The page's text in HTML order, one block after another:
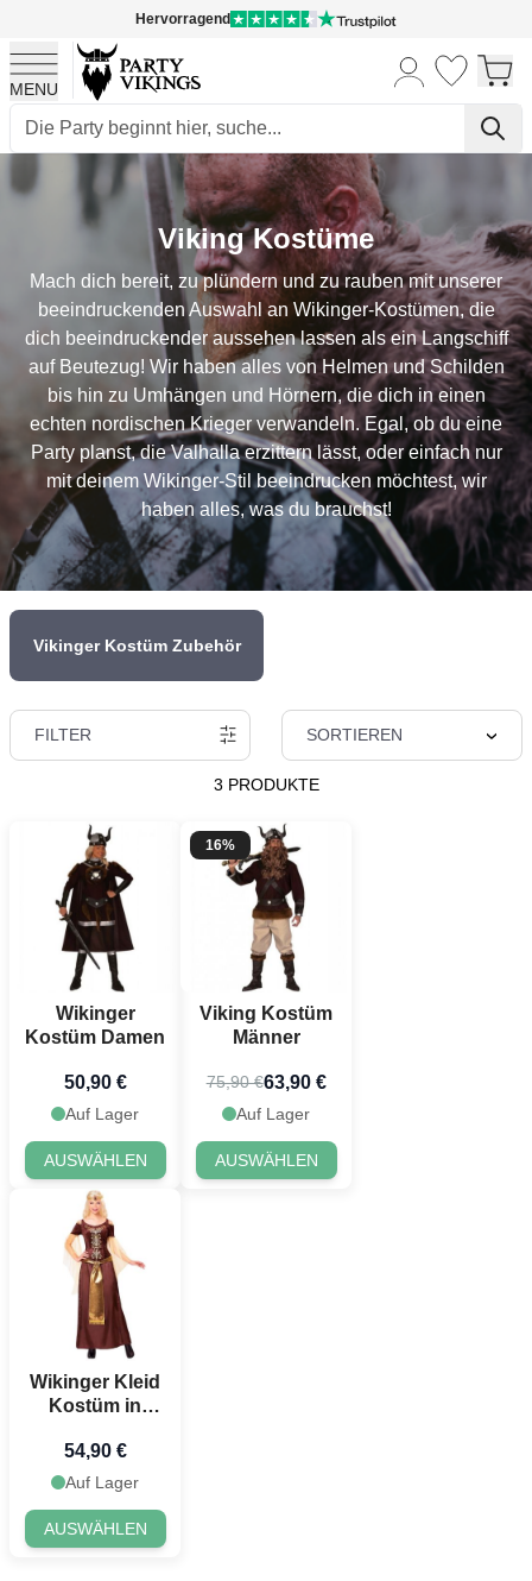
Hervorragend
MENU
Viking Kostüme
Mach dich bereit, zu plündern und zu rauben mit unserer
beeindruckenden Auswahl an Wikinger-Kostümen, die
dich beeindruckender aussehen lassen als ein Langschiff
auf Beutezug! Wir haben alles von Helmen und Schilden
bis hin zu Umhängen und Hörnern, die dich in einen
echten nordischen Krieger verwandeln. Egal, ob du eine
Party planst, die Valhalla erzittern lässt, oder einfach nur
mit deinem Wikinger-Stil beeindrucken möchtest, wir
haben alles, was du brauchst!
Vikinger Kostüm Zubehör
FILTER SORTIEREN
3 PRODUKTE
Wikinger
Kostüm Damen
50,90 €
Auf Lager
AUSWÄHLEN
16%
Viking Kostüm
Männer
75,90 €63,90 €
Auf Lager
AUSWÄHLEN
Wikinger Kleid
Kostüm in
54,90 €
Auf Lager
AUSWÄHLEN